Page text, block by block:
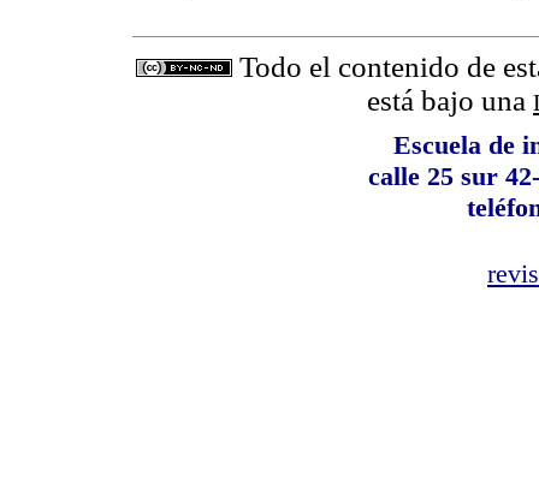
Todo el contenido de
está bajo una
Escuela de
calle 25 sur